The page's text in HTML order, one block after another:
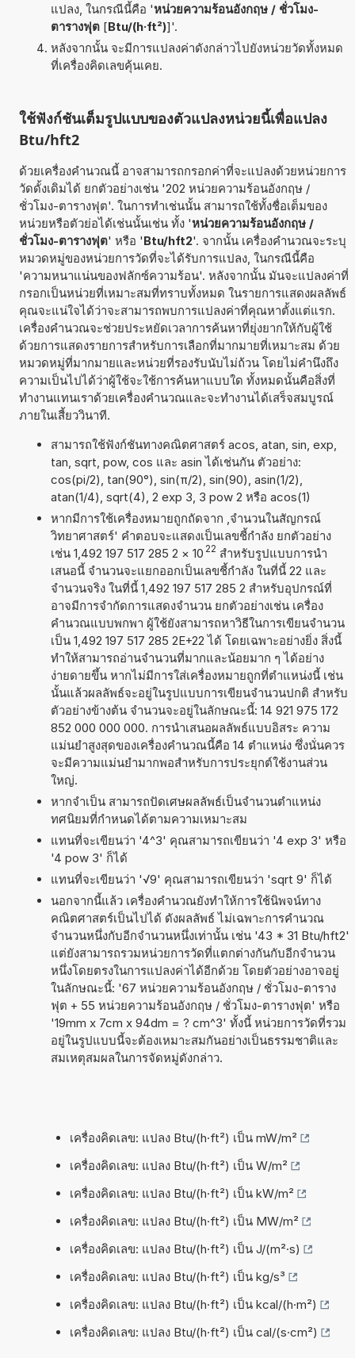
แปลง, ในกรณีนี้คือ 'หน่วยความร้อนอังกฤษ / ชั่วโมง-
ตารางฟุต[Btu/(h·ft²)]'.
หลังจากนั้น จะมีการแปลงค่าดังกล่าวไปยังหน่วยวัดทั้งหมด
ที่เครื่องคิดเลขคุ้นเคย.
ใช้ฟังก์ชันเต็มรูปแบบของตัวแปลงหน่วยนี้เพื่อแปลง
Btu/hft2
ด้วยเครื่องคำนวณนี้ อาจสามารถกรอกค่าที่จะแปลงด้วยหน่วยการ
วัดดั้งเดิมได้ ยกตัวอย่างเช่น '202 หน่วยความร้อนอังกฤษ /
ชั่วโมง-ตารางฟุต'. ในการทำเช่นนั้น สามารถใช้ทั้งชื่อเต็มของ
หน่วยหรือตัวย่อได้เช่นนั้นเช่น ทั้ง 'หน่วยความร้อนอังกฤษ /
ชั่วโมง-ตารางฟุต' หรือ 'Btu/hft2'. จากนั้น เครื่องคำนวณจะระบุ
หมวดหมู่ของหน่วยการวัดที่จะได้รับการแปลง, ในกรณีนี้คือ
'ความหนาแน่นของฟลักซ์ความร้อน'. หลังจากนั้น มันจะแปลงค่าที่
กรอกเป็นหน่วยที่เหมาะสมที่ทราบทั้งหมด ในรายการแสดงผลลัพธ์
คุณจะแน่ใจได้ว่าจะสามารถพบการแปลงค่าที่คุณหาตั้งแต่แรก.
เครื่องคำนวณจะช่วยประหยัดเวลาการค้นหาที่ยุ่งยากให้กับผู้ใช้
ด้วยการแสดงรายการสำหรับการเลือกที่มากมายที่เหมาะสม ด้วย
หมวดหมู่ที่มากมายและหน่วยที่รองรับนับไม่ถ้วน โดยไม่คำนึงถึง
ความเป็นไปได้ว่าผู้ใช้จะใช้การค้นหาแบบใด ทั้งหมดนั้นคือสิ่งที่
ทำงานแทนเราด้วยเครื่องคำนวณและจะทำงานได้เสร็จสมบูรณ์
ภายในเสี้ยววินาที.
สามารถใช้ฟังก์ชันทางคณิตศาสตร์ acos, atan, sin, exp,
tan, sqrt, pow, cos และ asin ได้เช่นกัน ตัวอย่าง:
cos(pi/2), tan(90°), sin(π/2), sin(90), asin(1/2),
atan(1/4), sqrt(4), 2 exp 3, 3 pow 2 หรือ acos(1)
หากมีการใช้เครื่องหมายถูกถัดจาก ,จำนวนในสัญกรณ์
วิทยาศาสตร์' คำตอบจะแสดงเป็นเลขชี้กำลัง ยกตัวอย่าง
เช่น 1,492 197 517 285 2 × 10 22 สำหรับรูปแบบการนำ
เสนอนี้ จำนวนจะแยกออกเป็นเลขชี้กำลัง ในที่นี้ 22 และ
จำนวนจริง ในที่นี้ 1,492 197 517 285 2 สำหรับอุปกรณ์ที่
อาจมีการจำกัดการแสดงจำนวน ยกตัวอย่างเช่น เครื่อง
คำนวณแบบพกพา ผู้ใช้ยังสามารถหาวิธีในการเขียนจำนวน
เป็น 1,492 197 517 285 2E+22 ได้ โดยเฉพาะอย่างยิ่ง สิ่งนี้
ทำให้สามารถอ่านจำนวนที่มากและน้อยมาก ๆ ได้อย่าง
ง่ายดายขึ้น หากไม่มีการใส่เครื่องหมายถูกที่ตำแหน่งนี้ เช่น
นั้นแล้วผลลัพธ์จะอยู่ในรูปแบบการเขียนจำนวนปกติ สำหรับ
ตัวอย่างข้างต้น จำนวนจะอยู่ในลักษณะนี้: 14 921 975 172
852 000 000 000. การนำเสนอผลลัพธ์แบบอิสระ ความ
แม่นยำสูงสุดของเครื่องคำนวณนี้คือ 14 ตำแหน่ง ซึ่งนั่นควร
จะมีความแม่นยำมากพอสำหรับการประยุกต์ใช้งานส่วน
ใหญ่.
หากจำเป็น สามารถปัดเศษผลลัพธ์เป็นจำนวนตำแหน่ง
ทศนิยมที่กำหนดได้ตามความเหมาะสม
แทนที่จะเขียนว่า '4^3' คุณสามารถเขียนว่า '4 exp 3' หรือ
'4 pow 3' ก็ได้
แทนที่จะเขียนว่า '√9' คุณสามารถเขียนว่า 'sqrt 9' ก็ได้
นอกจากนี้แล้ว เครื่องคำนวณยังทำให้การใช้นิพจน์ทาง
คณิตศาสตร์เป็นไปได้ ดังผลลัพธ์ ไม่เฉพาะการคำนวณ
จำนวนหนึ่งกับอีกจำนวนหนึ่งเท่านั้น เช่น '43 * 31 Btu/hft2'
แต่ยังสามารถรวมหน่วยการวัดที่แตกต่างกันกับอีกจำนวน
หนึ่งโดยตรงในการแปลงค่าได้อีกด้วย โดยตัวอย่างอาจอยู่
ในลักษณะนี้: '67 หน่วยความร้อนอังกฤษ / ชั่วโมง-ตาราง
ฟุต + 55 หน่วยความร้อนอังกฤษ / ชั่วโมง-ตารางฟุต' หรือ
'19mm x 7cm x 94dm = ? cm^3' ทั้งนี้ หน่วยการวัดที่รวม
อยู่ในรูปแบบนี้จะต้องเหมาะสมกันอย่างเป็นธรรมชาติและ
สมเหตุสมผลในการจัดหมู่ดังกล่าว.
เครื่องคิดเลข: แปลง Btu/(h·ft²) เป็น mW/m²
เครื่องคิดเลข: แปลง Btu/(h·ft²) เป็น W/m²
เครื่องคิดเลข: แปลง Btu/(h·ft²) เป็น kW/m²
เครื่องคิดเลข: แปลง Btu/(h·ft²) เป็น MW/m²
เครื่องคิดเลข: แปลง Btu/(h·ft²) เป็น J/(m²·s)
เครื่องคิดเลข: แปลง Btu/(h·ft²) เป็น kg/s³
เครื่องคิดเลข: แปลง Btu/(h·ft²) เป็น kcal/(h·m²)
เครื่องคิดเลข: แปลง Btu/(h·ft²) เป็น cal/(s·cm²)